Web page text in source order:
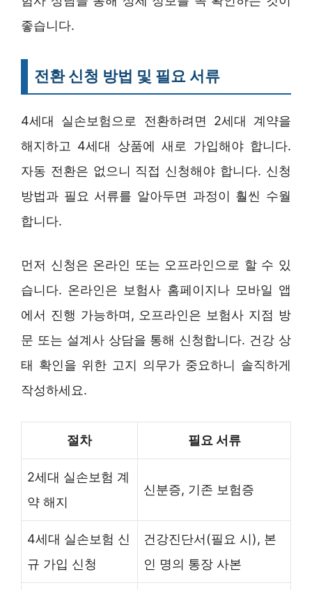
좋습니다.
전환 신청 방법 및 필요 서류
4세대 실손보험으로 전환하려면 2세대 계약을
해지하고 4세대 상품에 새로 가입해야 합니다.
자동 전환은 없으니 직접 신청해야 합니다. 신청
방법과 필요 서류를 알아두면 과정이 훨씬 수월
합니다.
먼저 신청은 온라인 또는 오프라인으로 할 수 있
습니다. 온라인은 보험사 홈페이지나 모바일 앱
에서 진행 가능하며, 오프라인은 보험사 지점 방
문 또는 설계사 상담을 통해 신청합니다. 건강 상
태 확인을 위한 고지 의무가 중요하니 솔직하게
작성하세요.
절차 필요 서류
2세대 실손보험 계
약 해지
신분증, 기존 보험증
4세대 실손보험 신
규 가입 신청
건강진단서(필요 시), 본
인 명의 통장 사본